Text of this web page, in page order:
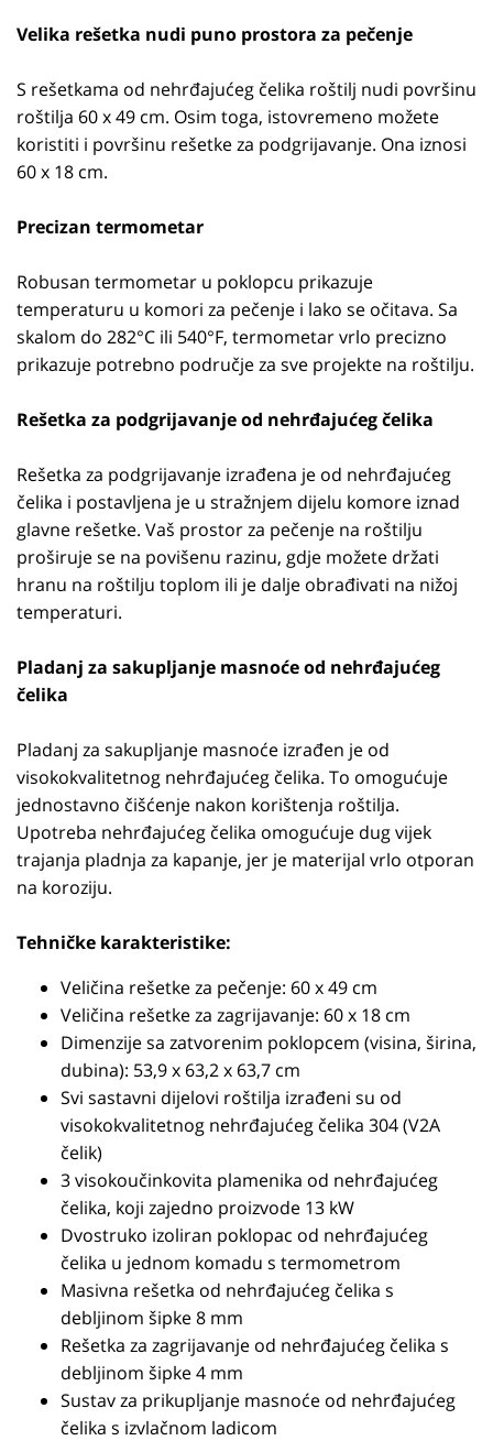
Velika rešetka nudi puno prostora za pečenje
S rešetkama od nehrđajućeg čelika roštilj nudi površinu
roštilja 60 x 49 cm. Osim toga, istovremeno možete
koristiti i površinu rešetke za podgrijavanje. Ona iznosi
60 x 18 cm.
Precizan termometar
Robusan termometar u poklopcu prikazuje
temperaturu u komori za pečenje i lako se očitava. Sa
skalom do 282°C ili 540°F, termometar vrlo precizno
prikazuje potrebno područje za sve projekte na roštilju.
Rešetka za podgrijavanje od nehrđajućeg čelika
Rešetka za podgrijavanje izrađena je od nehrđajućeg
čelika i postavljena je u stražnjem dijelu komore iznad
glavne rešetke. Vaš prostor za pečenje na roštilju
proširuje se na povišenu razinu, gdje možete držati
hranu na roštilju toplom ili je dalje obrađivati na nižoj
temperaturi.
Pladanj za sakupljanje masnoće od nehrđajućeg
čelika
Pladanj za sakupljanje masnoće izrađen je od
visokokvalitetnog nehrđajućeg čelika. To omogućuje
jednostavno čišćenje nakon korištenja roštilja.
Upotreba nehrđajućeg čelika omogućuje dug vijek
trajanja pladnja za kapanje, jer je materijal vrlo otporan
na koroziju.
Tehničke karakteristike:
Veličina rešetke za pečenje: 60 x 49 cm
Veličina rešetke za zagrijavanje: 60 x 18 cm
Dimenzije sa zatvorenim poklopcem (visina, širina,
dubina): 53,9 x 63,2 x 63,7 cm
Svi sastavni dijelovi roštilja izrađeni su od
visokokvalitetnog nehrđajućeg čelika 304 (V2A
čelik)
3 visokoučinkovita plamenika od nehrđajućeg
čelika, koji zajedno proizvode 13 kW
Dvostruko izoliran poklopac od nehrđajućeg
čelika u jednom komadu s termometrom
Masivna rešetka od nehrđajućeg čelika s
debljinom šipke 8 mm
Rešetka za zagrijavanje od nehrđajućeg čelika s
debljinom šipke 4 mm
Sustav za prikupljanje masnoće od nehrđajućeg
čelika s izvlačnom ladicom